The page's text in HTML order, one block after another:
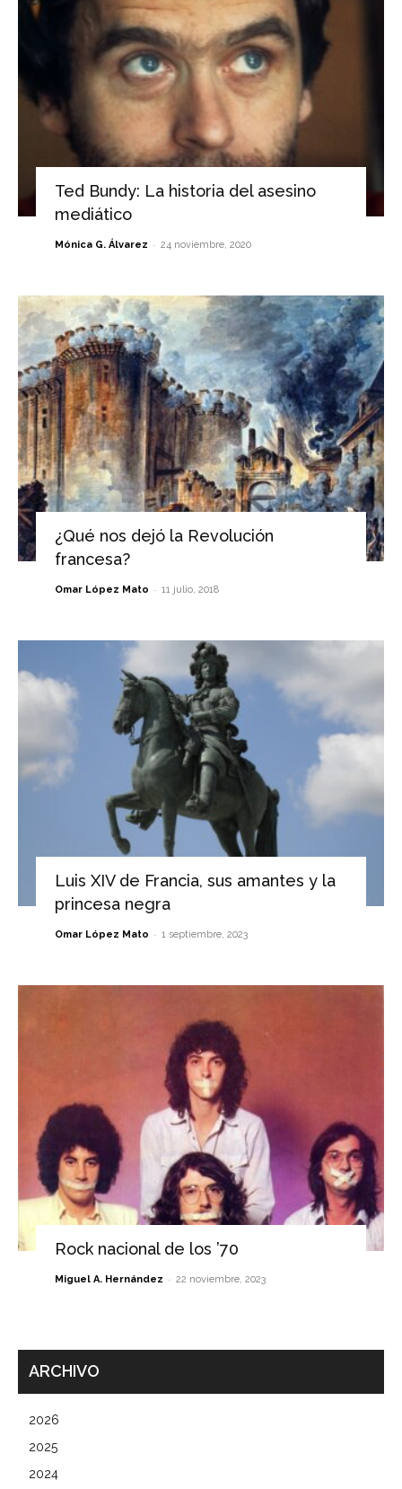
Ted Bundy: La historia del asesino
mediático
Mónica G. Álvarez - 24 noviembre, 2020
¿Qué nos dejó la Revolución
francesa?
Omar López Mato - 11 julio, 2018
Luis XIV de Francia, sus amantes y la
princesa negra
Omar López Mato - 1 septiembre, 2023
Rock nacional de los ’70
Miguel A. Hernández - 22 noviembre, 2023
ARCHIVO
2026
2025
2024